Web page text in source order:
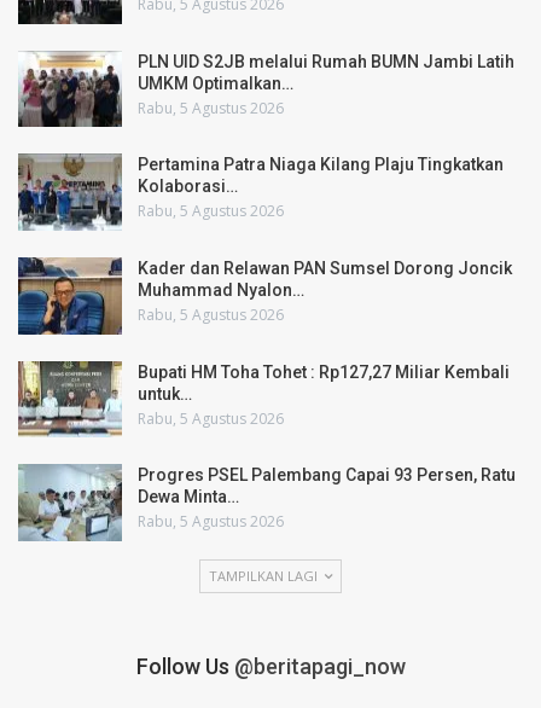
Rabu, 5 Agustus 2026
PLN UID S2JB melalui Rumah BUMN Jambi Latih
UMKM Optimalkan…
Rabu, 5 Agustus 2026
Pertamina Patra Niaga Kilang Plaju Tingkatkan
Kolaborasi…
Rabu, 5 Agustus 2026
Kader dan Relawan PAN Sumsel Dorong Joncik
Muhammad Nyalon…
Rabu, 5 Agustus 2026
Bupati HM Toha Tohet : Rp127,27 Miliar Kembali
untuk…
Rabu, 5 Agustus 2026
Progres PSEL Palembang Capai 93 Persen, Ratu
Dewa Minta…
Rabu, 5 Agustus 2026
TAMPILKAN LAGI
Follow Us @beritapagi_now